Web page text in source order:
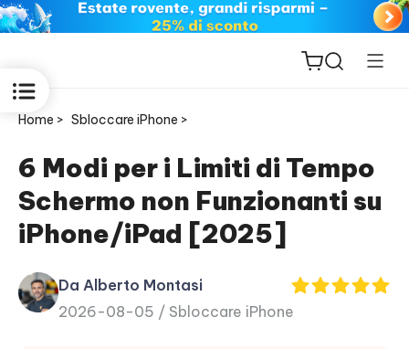
ReiBoot
for iOS
PDNob
PDF
New
Home > Sbloccare iPhone >
6 Modi per i Limiti di Tempo
Schermo non Funzionanti su
iPhone/iPad [2025]
Da Alberto Montasi
2026-08-05 / Sbloccare iPhone